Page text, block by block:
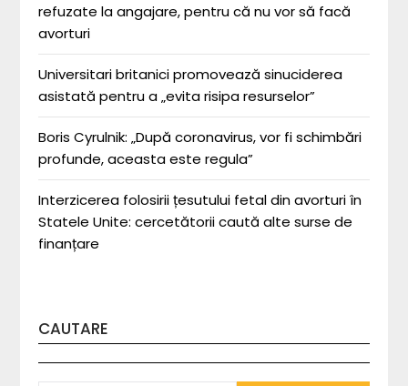
refuzate la angajare, pentru că nu vor să facă
avorturi
Universitari britanici promovează sinuciderea
asistată pentru a „evita risipa resurselor”
Boris Cyrulnik: „După coronavirus, vor fi schimbări
profunde, aceasta este regula”
Interzicerea folosirii țesutului fetal din avorturi în
Statele Unite: cercetătorii caută alte surse de
finanțare
CAUTARE